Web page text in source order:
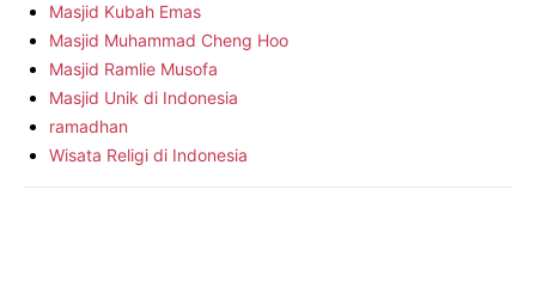
Masjid Kubah Emas
Masjid Muhammad Cheng Hoo
Masjid Ramlie Musofa
Masjid Unik di Indonesia
ramadhan
Wisata Religi di Indonesia